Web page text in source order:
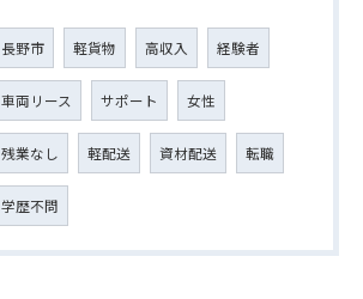
長野市 軽貨物 高収入 経験者
車両リース サポート 女性
残業なし 軽配送 資材配送 転職
学歴不問